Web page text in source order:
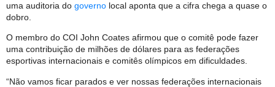
uma auditoria do governo local aponta que a cifra chega a quase o
dobro.
O membro do COI John Coates afirmou que o comitê pode fazer
uma contribuição de milhões de dólares para as federações
esportivas internacionais e comitês olímpicos em dificuldades.
“Não vamos ficar parados e ver nossas federações internacionais